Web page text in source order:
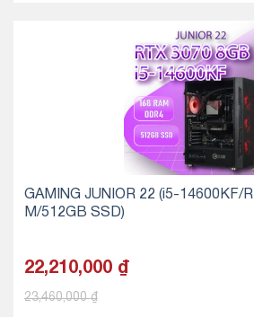
GAMING JUNIOR 22 (i5-14600KF/
M/512GB SSD)
22,210,000 ₫
23,460,000₫